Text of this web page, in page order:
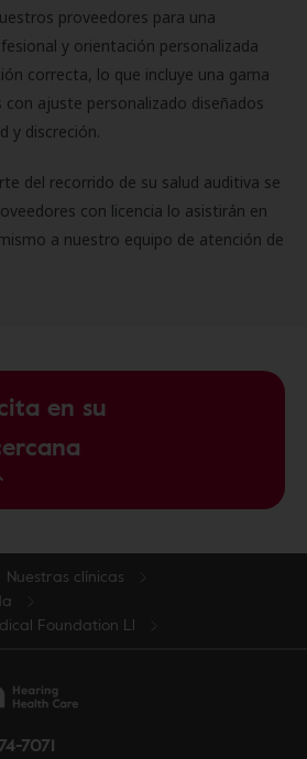
proveedores para una
y orientación personalizada
correcta, lo que incluye una gama
ajuste personalizado diseñados
y discreción.
del recorrido de su salud auditiva se
con licencia lo asistirán en
a nuestro equipo de atención de
en su
Nuestras clínicas
Foundation Ll
7071